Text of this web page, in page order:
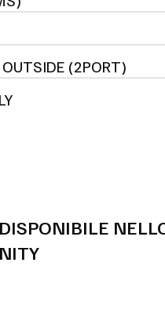
(2PORT)